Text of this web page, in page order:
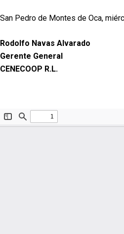
San Pedro de Montes de Oca,
Rodolfo Navas Alvarado
Gerente General
CENECOOP R.L.